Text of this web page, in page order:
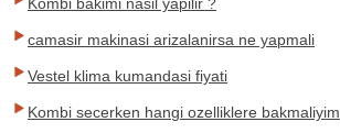
Kombi bakimi nasil yapilir ?
camasir makinasi arizalanirsa ne yapmali
Vestel klima kumandasi fiyati
Kombi secerken hangi ozelliklere bakmaliyim